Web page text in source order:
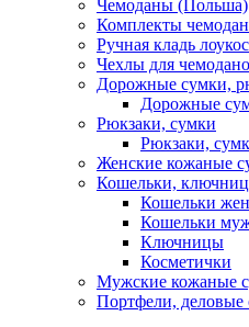
Чемоданы (Польша)
Комплекты
Ручная кладь
Чехлы для
Дорожные сумки,
Дорожные
Рюкзаки, сумки
Рюкзаки,
Женские кожаные
Кошельки,
Кошельки
Кошельки
Ключницы
Косметички
Мужские кожаные
Портфели, деловые